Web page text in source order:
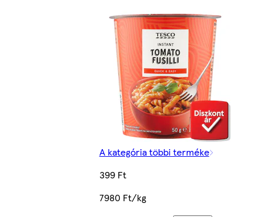
A kategória többi terméke
399 Ft
7980 Ft/kg